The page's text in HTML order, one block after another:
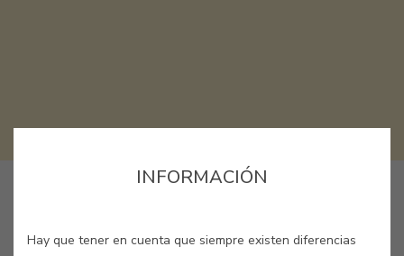
INFORMACIÓN
Hay que tener en cuenta que siempre existen diferencias